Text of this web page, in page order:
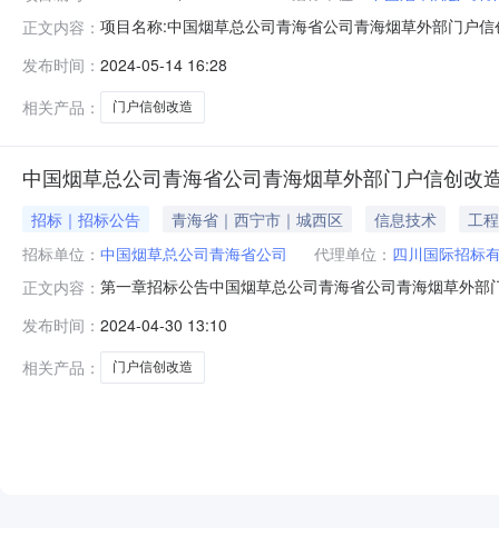
正文内容： 项目名称:中国烟草总公司青海省公司青海烟草外部门户
文件获取时间期内，供应商可以在我公司指定网站上购
发布时间： 2024-05-14 16:28
相关产品：
门户信创改造
中国烟草总公司青海省公司青海烟草外部门户信创改
招标｜招标公告 青海省｜西宁市｜城西区 信息技术
工程
招标单位： 中国烟草总公司青海省公司 代理单位： 四川国际招标
正文内容： 第一章招标公告中国烟草总公司青海省公司青海烟草外
工程服务进行公开招标。2、项目概况与招标范围原有功
和国境内合法注册的具有独立法人资格的企
发布时间： 2024-04-30 13:10
相关产品：
门户信创改造